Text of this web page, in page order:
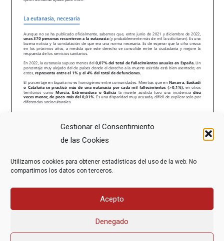
Gestionar el Consentimiento
de las Cookies
Utilizamos cookies para obtener estadísticas del uso de la web. No
compartimos los datos con terceros.
Acepto
Denegado